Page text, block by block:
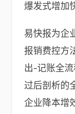
爆发式增加
易快报为企
报销费控方
出-记账全
过后剖析的
企业降本增